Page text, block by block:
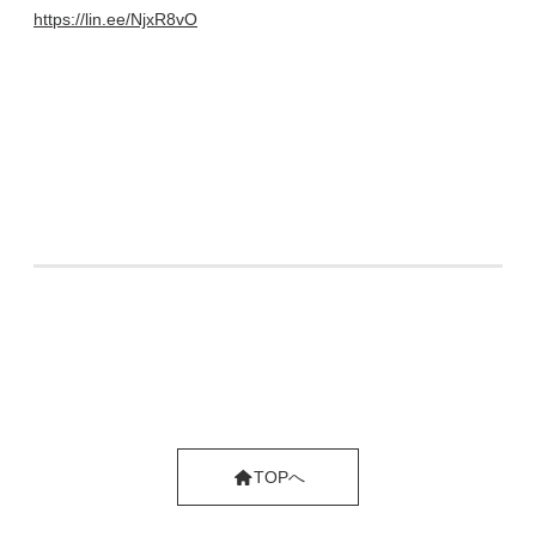
https://lin.ee/NjxR8vO
TOPへ